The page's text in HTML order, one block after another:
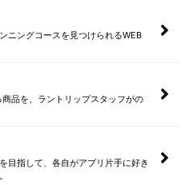
ニングコースを見つけられるWEB
品を、ラントリップスタッフがの
目指して、各自がアプリ片手に好き